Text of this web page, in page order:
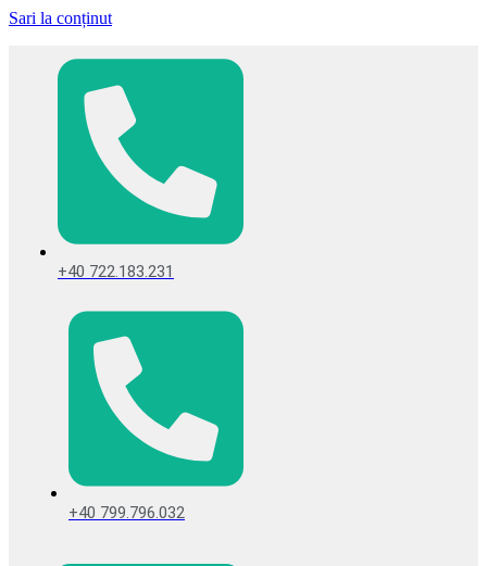
Sari la conținut
+40 722.183.231
+40 799.796.032